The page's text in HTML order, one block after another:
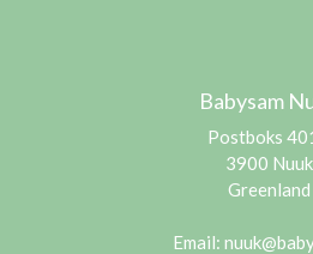
Babysam
Postboks
3900 Nuuk
Greenland
Email: